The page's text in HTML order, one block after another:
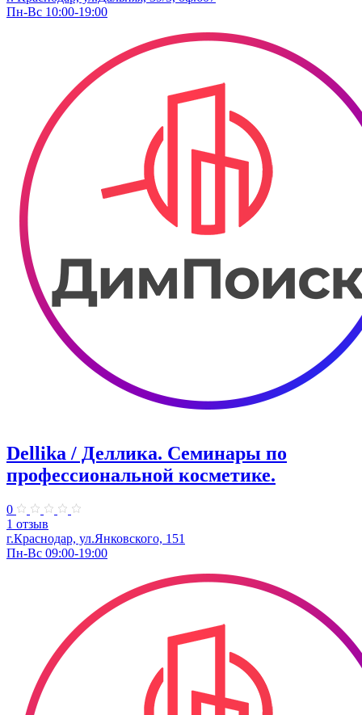
Пн-Вс 10:00-19:00
Dellika / Деллика. Семинары по
профессиональной косметике.
0
1 отзыв
г.Краснодар, ул.Янковского, 151
Пн-Вс 09:00-19:00